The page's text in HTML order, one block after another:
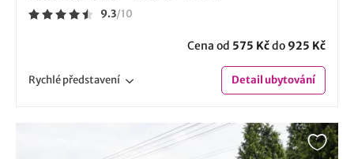
9.3/10
Cena od 575 Kčdo 925 Kč
Rychlépředstavení Detailubytování